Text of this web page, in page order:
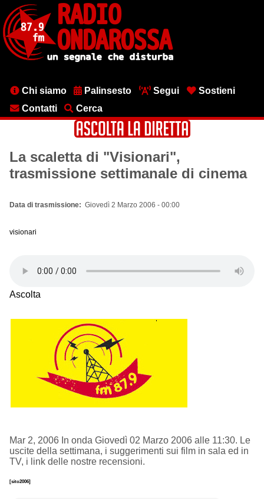
contenuto
principale
MenuChi siamo Palinsesto Segui
Sostieni
Contatti
Cerca
La scaletta di "Visionari",
trasmissione settimanale di cinema
Data di trasmissione Giovedì 2 Marzo 2006 - 00:00
visionari
Ascolta
Mar 2, 2006 In onda Giovedì 02 Marzo 2006 alle 11:30. Le
uscite della settimana, i suggerimenti sui film in sala ed in
TV, i link delle nostre recensioni.
[sito2006]